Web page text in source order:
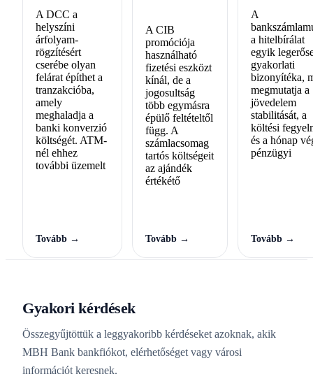
A DCC a
helyszíni
árfolyam-
rögzítésért
cserébe olyan
felárat építhet a
tranzakcióba,
amely
meghaladja a
banki konverzió
költségét. ATM-
nél ehhez
további üzemelt
Tovább →
A CIB
promóciója
használható
fizetési eszközt
kínál, de a
jogosultság
több egymásra
épülő feltételtől
függ. A
számlacsomag
tartós költségeit
az ajándék
értékétő
Tovább →
A
a hitelbírálat
egyik
gyakorlati
bizonyítéka,
megmutatja a
jövedelem
stabilitását, a
költési
és a hónap
pénzügyi
Tovább →
Gyakori kérdések
Összegyűjtöttük a leggyakoribb kérdéseket azoknak, akik
MBH Bank bankfiókot, elérhetőséget vagy városi
információt keresnek.